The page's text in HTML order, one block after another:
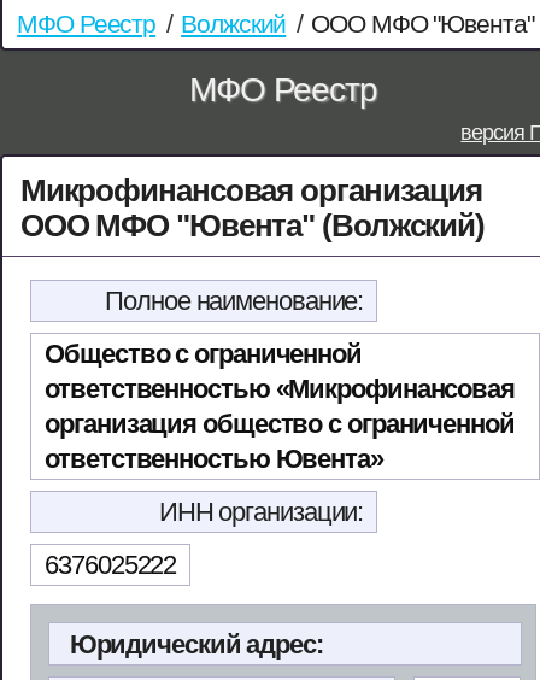
МФО Реестр / Волжский / ООО МФО "Ювента"
МФО Реестр
версия
Микрофинансовая организация
ООО МФО "Ювента" (Волжский)
Полное наименование:
Общество с ограниченной
ответственностью «Микрофинансовая
организация общество с ограниченной
ответственностью Ювента»
ИНН организации:
6376025222
Юридический адрес: